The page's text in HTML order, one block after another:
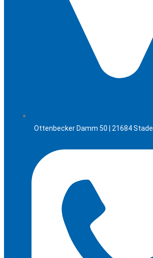
Ottenbecker Damm 50 | 21684 Stade